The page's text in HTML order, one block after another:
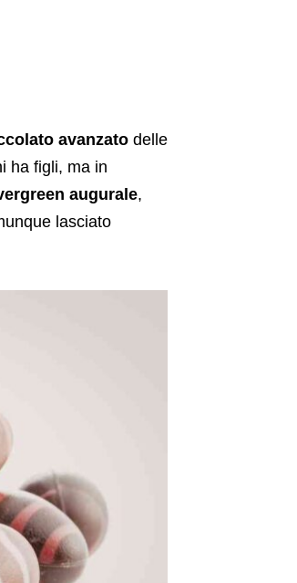
avanzatodelle
ha figli, ma in
augurale,
lasciato